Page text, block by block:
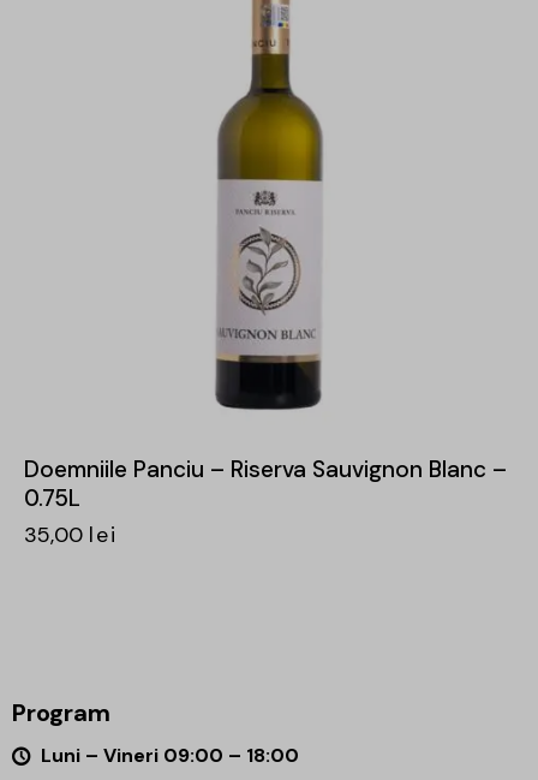
Doemniile Panciu – Riserva Sauvignon Blanc –
0.75L
35,00 lei
Program
Luni – Vineri 09:00 – 18:00